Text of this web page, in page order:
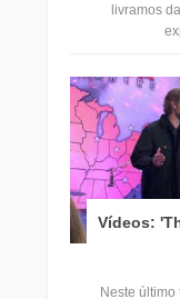
livramos
Vídeos:
Neste último